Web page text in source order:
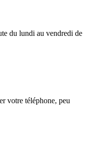
du lundi au vendredi de
votre téléphone, peu